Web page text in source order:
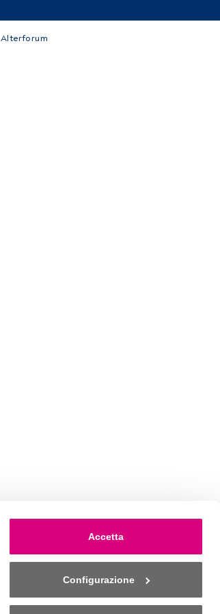
Accetta
Configurazione
Alterforum